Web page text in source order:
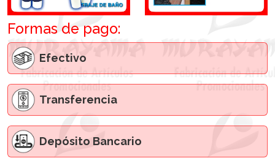
Formas de pago:
Efectivo
Transferencia
Depósito Bancario